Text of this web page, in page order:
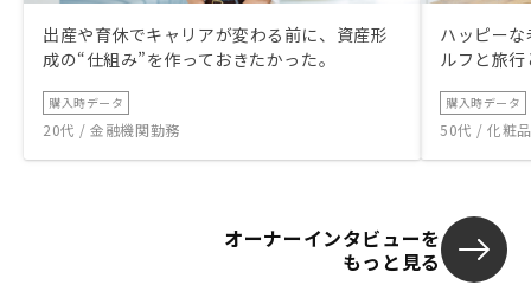
出産や育休でキャリアが変わる前に、資産形
成の“仕組み”を作っておきたかった。
購入時データ
20代 / 金融機関勤務
ハッピー
ルフと旅
購入時データ
50代 / 化粧
オーナーインタビューを
もっと見る